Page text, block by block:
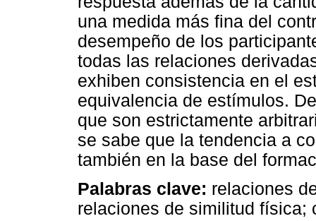
una medida más fina del
desempeño de los
todas las relaciones
exhiben consistencia en el
equivalencia de estímulos.
que son estrictamente
se sabe que la tendencia a
también en la base del
Palabras clave: relaciones
relaciones de similitud física;